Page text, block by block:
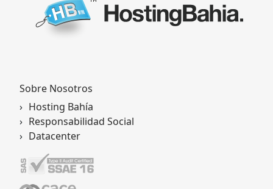
Sobre Nosotros
Hosting Bahía
Responsabilidad Social
Datacenter